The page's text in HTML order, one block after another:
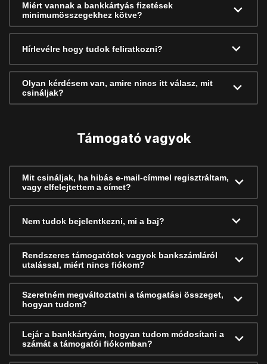
Miért vannak a bankkártyás fizetések
minimumösszegekhez kötve?
Hírlevélre hogy tudok feliratkozni?
Olyan kérdésem van, amire nincs itt válasz, mit
csináljak?
Támogató vagyok
Mit csináljak, ha hibás e-mail-címmel regisztráltam,
vagy elfelejtettem a címet?
Nem tudok bejelentkezni, mi a baj?
Rendszeres támogatótok vagyok bankszámláról
utalással, miért nincs fiókom?
Szeretném megváltoztatni a támogatási összeget,
hogyan tudom?
Lejár a bankkártyám, hogyan tudom módosítani a
számát a támogatói fiókomban?